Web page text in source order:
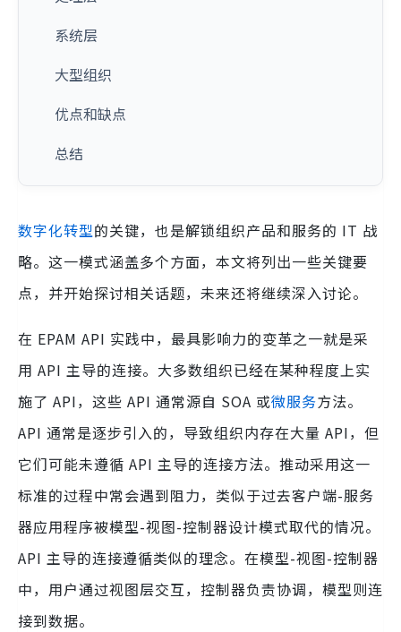
系统层
大型组织
优点和缺点
总结
数字化转型的关键，也是解锁组织产品和服务的 IT 战
略。这一模式涵盖多个方面，本文将列出一些关键要
点，并开始探讨相关话题，未来还将继续深入讨论。
在 EPAM API 实践中，最具影响力的变革之一就是采
用 API 主导的连接。大多数组织已经在某种程度上实
施了 API，这些 API 通常源自 SOA 或微服务方法。
API 通常是逐步引入的，导致组织内存在大量 API，但
它们可能未遵循 API 主导的连接方法。推动采用这一
标准的过程中常会遇到阻力，类似于过去客户端-服务
器应用程序被模型-视图-控制器设计模式取代的情况。
API 主导的连接遵循类似的理念。在模型-视图-控制器
中，用户通过视图层交互，控制器负责协调，模型则连
接到数据。